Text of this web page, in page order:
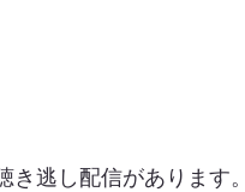
逃し配信があります。